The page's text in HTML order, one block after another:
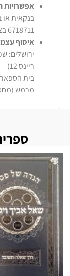
אפשרויות
6718711 בצירוף מספר הזמנה).
איסוף
ירושלים:
ריינס 12)
בית
מכמש